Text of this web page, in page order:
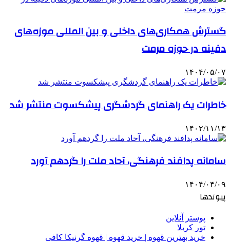
گسترش همکاری‌های داخلی و بین المللی موزه‌های
دفینه در حوزه مرمت
۱۴۰۴/۰۵/۰۷
خاطرات یک راهنمای گردشگری پیشکسوت منتشر شد
۱۴۰۲/۱۱/۱۳
سامانه پدافند فرهنگی، آحاد ملت را گردهم آورد
۱۴۰۴/۰۴/۰۹
پیوندها
پوستر آنلاین
تور کربلا
خرید بهترین قهوه | خرید قهوه | قهوه گرنیکا کافی